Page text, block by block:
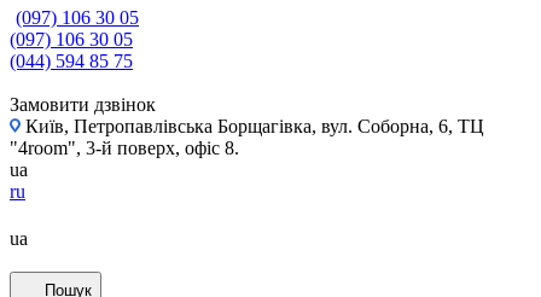
(097) 106 30 05
(097) 106 30 05
(044) 594 85 75
Замовити дзвінок
Київ, Петропавлівська Борщагівка, вул. Соборна, 6, ТЦ
"4room", 3-й поверх, офіс 8.
ua
ru
ua
Пошук